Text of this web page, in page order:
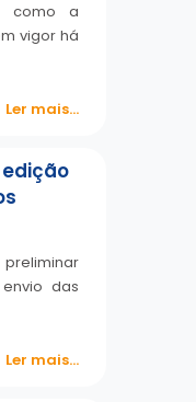
como a
vigor há
Ler mais...
das
Ler mais...